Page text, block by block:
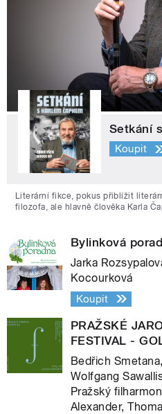
Setkání
Koupit
Literární fikce, pokus přiblížit
filozofa, ale hlavně člověka Karla
Bylinková
Jarka
Kocourková
Koupit
PRAŽSKÉ
FESTIVAL -
Bedřich
Wolfgang
Pražský
Alexander,